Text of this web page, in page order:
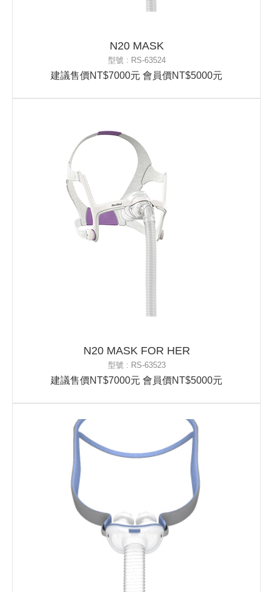
N20 MASK
型號 : RS-63524
建議售價NT$7000元 會員價NT$5000元
N20 MASK FOR HER
型號 : RS-63523
建議售價NT$7000元 會員價NT$5000元